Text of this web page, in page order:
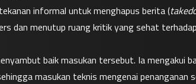
informal untuk menghapus berita (
dan menutup ruang kritik yang sehat
baik masukan tersebut. Ia mengakui
masukan teknis mengenai penanganan